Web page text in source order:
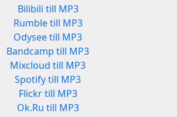
Bilibili till MP3
Rumble till MP3
Odysee till MP3
Bandcamp till MP3
Mixcloud till MP3
Spotify till MP3
Flickr till MP3
Ok.Ru till MP3